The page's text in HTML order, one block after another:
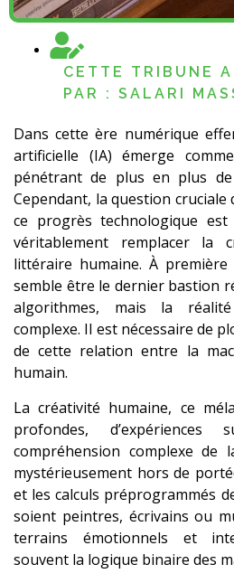
CETTE TRIBUNE
PAR : SALARI
Dans cette ère numérique
artificielle (IA) émerge
pénétrant de plus en plus
Cependant, la question
ce progrès technologique
véritablement remplacer la
littéraire humaine. À première
semble être le dernier bastion
algorithmes, mais la
complexe. Il est nécessaire de
de cette relation entre la
humain.
La créativité humaine, ce
profondes, d’expériences
compréhension complexe de
mystérieusement hors de
et les calculs préprogrammés
soient peintres, écrivains ou
terrains émotionnels et
souvent la logique binaire des